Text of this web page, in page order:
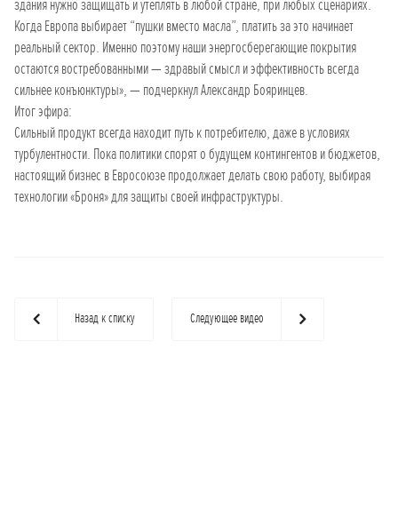
здания нужно защищать и утеплять в любой стране, при любых сценариях.
Когда Европа выбирает “пушки вместо масла”, платить за это начинает
реальный сектор. Именно поэтому наши энергосберегающие покрытия
остаются востребованными — здравый смысл и эффективность всегда
сильнее конъюнктуры», — подчеркнул Александр Бояринцев.
Итог эфира:
Сильный продукт всегда находит путь к потребителю, даже в условиях
турбулентности. Пока политики спорят о будущем контингентов и бюджетов,
настоящий бизнес в Евросоюзе продолжает делать свою работу, выбирая
технологии «Броня» для защиты своей инфраструктуры.
Назад к списку Следующее видео